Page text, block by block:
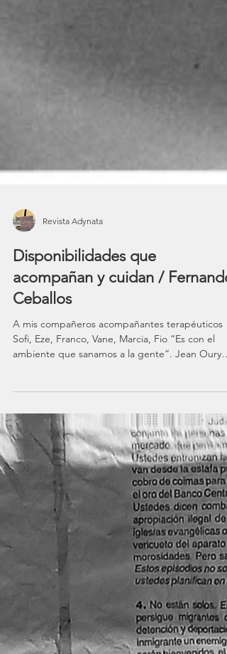
Revista Adynata
Disponibilidades que
acompañan y cuidan / Fernando
Ceballos
A mis compañeros acompañantes terapéuticos
Estar disponible no es estar veinticuatro horas
dar a conocer una presencia, es acercarse a ese
que sufre dando conocimiento de que allí puede
haber otro, un semejante. Un nombre, un
un lugar y un tiempo. Y ese ofrecimiento tiene
que ver con el tiempo al cual uno se dispone.